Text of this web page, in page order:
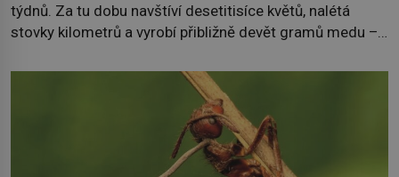
týdnů. Za tu dobu navštíví desetitisíce květů, nalétá
stovky kilometrů a vyrobí přibližně devět gramů medu –
bezvýznamná. Teprve když se spojí s dalšími desítkami
tisíc příslušnic svého včelstva, vznikne jeden z
nejdokonalejších organismů […]